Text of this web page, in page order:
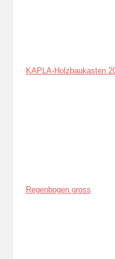
KAPLA-Holzbaukasten
Regenbogen gross